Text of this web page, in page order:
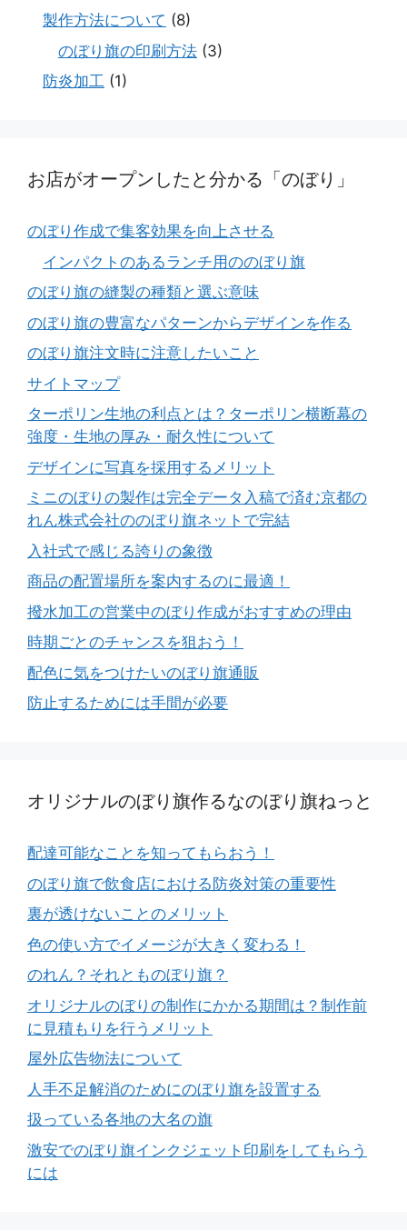
製作方法について (8)
のぼり旗の印刷方法 (3)
防炎加工 (1)
お店がオープンしたと分かる「のぼり」
のぼり作成で集客効果を向上させる
インパクトのあるランチ用ののぼり旗
のぼり旗の縫製の種類と選ぶ意味
のぼり旗の豊富なパターンからデザインを作る
のぼり旗注文時に注意したいこと
サイトマップ
ターポリン生地の利点とは？ターポリン横断幕の
強度・生地の厚み・耐久性について
デザインに写真を採用するメリット
ミニのぼりの製作は完全データ入稿で済む京都の
れん株式会社ののぼり旗ネットで完結
入社式で感じる誇りの象徴
商品の配置場所を案内するのに最適！
撥水加工の営業中のぼり作成がおすすめの理由
時期ごとのチャンスを狙おう！
配色に気をつけたいのぼり旗通販
防止するためには手間が必要
オリジナルのぼり旗作るなのぼり旗ねっと
配達可能なことを知ってもらおう！
のぼり旗で飲食店における防炎対策の重要性
裏が透けないことのメリット
色の使い方でイメージが大きく変わる！
のれん？それとものぼり旗？
オリジナルのぼりの制作にかかる期間は？制作前
に見積もりを行うメリット
屋外広告物法について
人手不足解消のためにのぼり旗を設置する
扱っている各地の大名の旗
激安でのぼり旗インクジェット印刷をしてもらう
には